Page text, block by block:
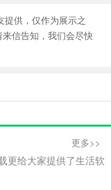
供，仅作为展示之
信告知，我们会尽快
更多>>
更给大家提供了生活软